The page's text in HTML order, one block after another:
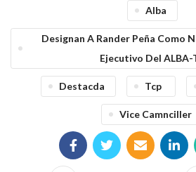
Alba
Designan A Rander Peña Como
Ejecutivo Del ALBA-
Destacda Tcp
Vice Camnciller